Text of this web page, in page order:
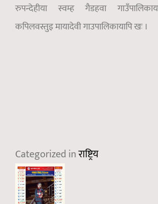
रुपन्देहीया स्वम्ह गैडहवा
कपिलवस्तुइ मायादेवी गाउपालिकायापि खः ।
Categorized inराष्ट्रिय